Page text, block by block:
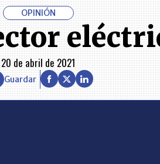
OPINIÓN
20 de abril de 2021
Guardar